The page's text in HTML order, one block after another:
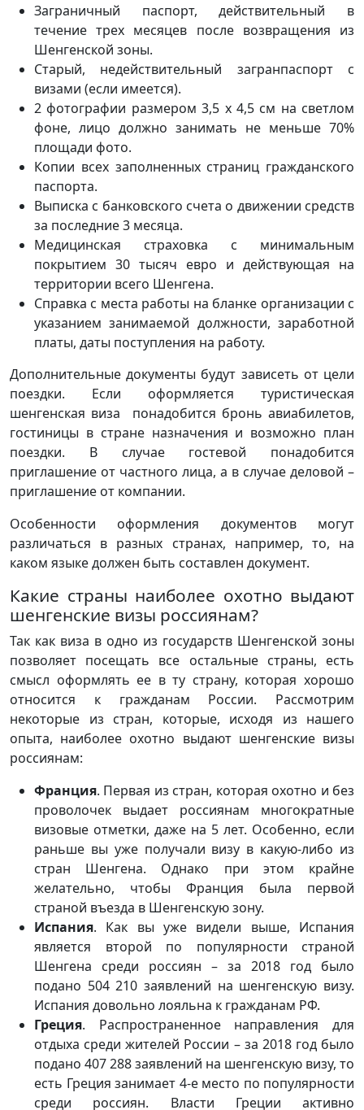
Заграничный паспорт, действительный в
течение трех месяцев после возвращения из
Шенгенской зоны.
Старый, недействительный загранпаспорт с
визами (если имеется).
2 фотографии размером 3,5 х 4,5 см на светлом
фоне, лицо должно занимать не меньше 70%
площади фото.
Копии всех заполненных страниц гражданского
паспорта.
Выписка с банковского счета о движении средств
за последние 3 месяца.
Медицинская страховка с минимальным
покрытием 30 тысяч евро и действующая на
территории всего Шенгена.
Справка с места работы на бланке организации с
указанием занимаемой должности, заработной
платы, даты поступления на работу.
Дополнительные документы будут зависеть от цели
поездки. Если оформляется туристическая
шенгенская виза понадобится бронь авиабилетов,
гостиницы в стране назначения и возможно план
поездки. В случае гостевой понадобится
приглашение от частного лица, а в случае деловой –
приглашение от компании.
Особенности оформления документов могут
различаться в разных странах, например, то, на
каком языке должен быть составлен документ.
Какие страны наиболее охотно выдают
шенгенские визы россиянам?
Так как виза в одно из государств Шенгенской зоны
позволяет посещать все остальные страны, есть
смысл оформлять ее в ту страну, которая хорошо
относится к гражданам России. Рассмотрим
некоторые из стран, которые, исходя из нашего
опыта, наиболее охотно выдают шенгенские визы
россиянам:
Франция. Первая из стран, которая охотно и без
проволочек выдает россиянам многократные
визовые отметки, даже на 5 лет. Особенно, если
раньше вы уже получали визу в какую-либо из
стран Шенгена. Однако при этом крайне
желательно, чтобы Франция была первой
страной въезда в Шенгенскую зону.
Испания. Как вы уже видели выше, Испания
является второй по популярности страной
Шенгена среди россиян – за 2018 год было
подано 504 210 заявлений на шенгенскую визу.
Испания довольно лояльна к гражданам РФ.
Греция. Распространенное направления для
отдыха среди жителей России – за 2018 год было
подано 407 288 заявлений на шенгенскую визу, то
есть Греция занимает 4-е место по популярности
среди россиян. Власти Греции активно